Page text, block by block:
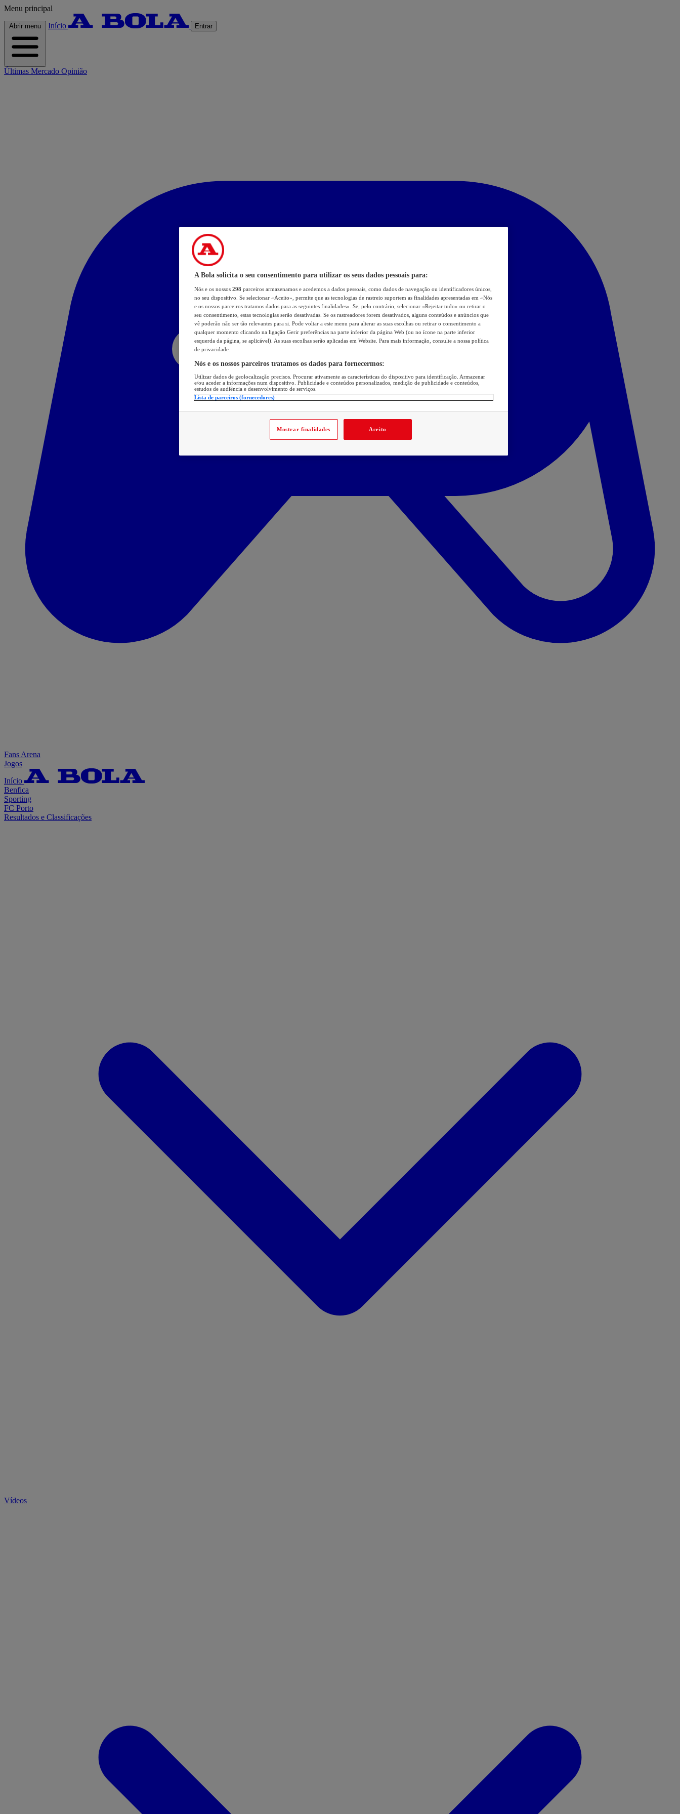
Menu principal
Abrir menu Início Entrar
Últimas Mercado Opinião
Fans Arena
Jogos
Início
Benfica
Sporting
FC Porto
Resultados e Classificações
Vídeos
A Bola solicita o seu consentimento para utilizar os seus dados pessoais para:
Nós e os nossos 298 parceiros armazenamos e acedemos a dados pessoais, como dados de navegação ou identificadores únicos,
no seu dispositivo. Se selecionar «Aceito», permite que as tecnologias de rastreio suportem as finalidades apresentadas em «Nós
e os nossos parceiros tratamos dados para as seguintes finalidades». Se, pelo contrário, selecionar «Rejeitar tudo» ou retirar o
seu consentimento, estas tecnologias serão desativadas. Se os rastreadores forem desativados, alguns conteúdos e anúncios que
vê poderão não ser tão relevantes para si. Pode voltar a este menu para alterar as suas escolhas ou retirar o consentimento a
qualquer momento clicando na ligação Gerir preferências na parte inferior da página Web (ou no ícone na parte inferior
esquerda da página, se aplicável). As suas escolhas serão aplicadas em Website. Para mais informação, consulte a nossa política
de privacidade.
Nós e os nossos parceiros tratamos os dados para fornecermos:
Utilizar dados de geolocalização precisos. Procurar ativamente as características do dispositivo para identificação. Armazenar
e/ou aceder a informações num dispositivo. Publicidade e conteúdos personalizados, medição de publicidade e conteúdos,
estudos de audiência e desenvolvimento de serviços.
Lista de parceiros (fornecedores)
Mostrar finalidades Aceito